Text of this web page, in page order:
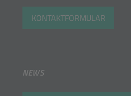
KONTAKTFORMULAR
NEWS